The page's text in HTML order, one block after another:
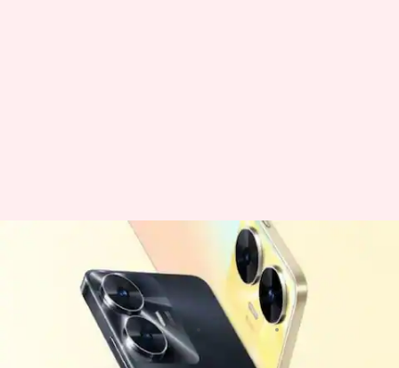
வெளியானது ரியல்மீ-ன்
புதிய நார்சோ பட்ஜெட்
மொபைல்!
Prasanna Venkatesh Apr 12, 2023 03:40 pm